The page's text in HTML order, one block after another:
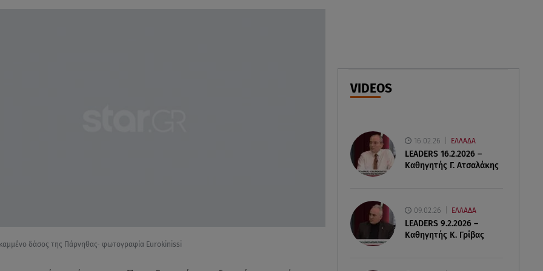
δολοφονίες του «Ζαμπόν» και
του Σκαφτούρου
VIDEOS
16.02.26 ΕΛΛΑΔΑ
LEADERS 16.2.2026 –
Καθηγητής Γ. Ατσαλάκης
09.02.26 ΕΛΛΑΔΑ
LEADERS 9.2.2026 –
Καθηγητής Κ. Γρίβας
δάσος της Πάρνηθας- φωτογραφία Eurokinissi